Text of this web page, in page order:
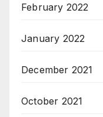
February 2022
January 2022
December 2021
October 2021